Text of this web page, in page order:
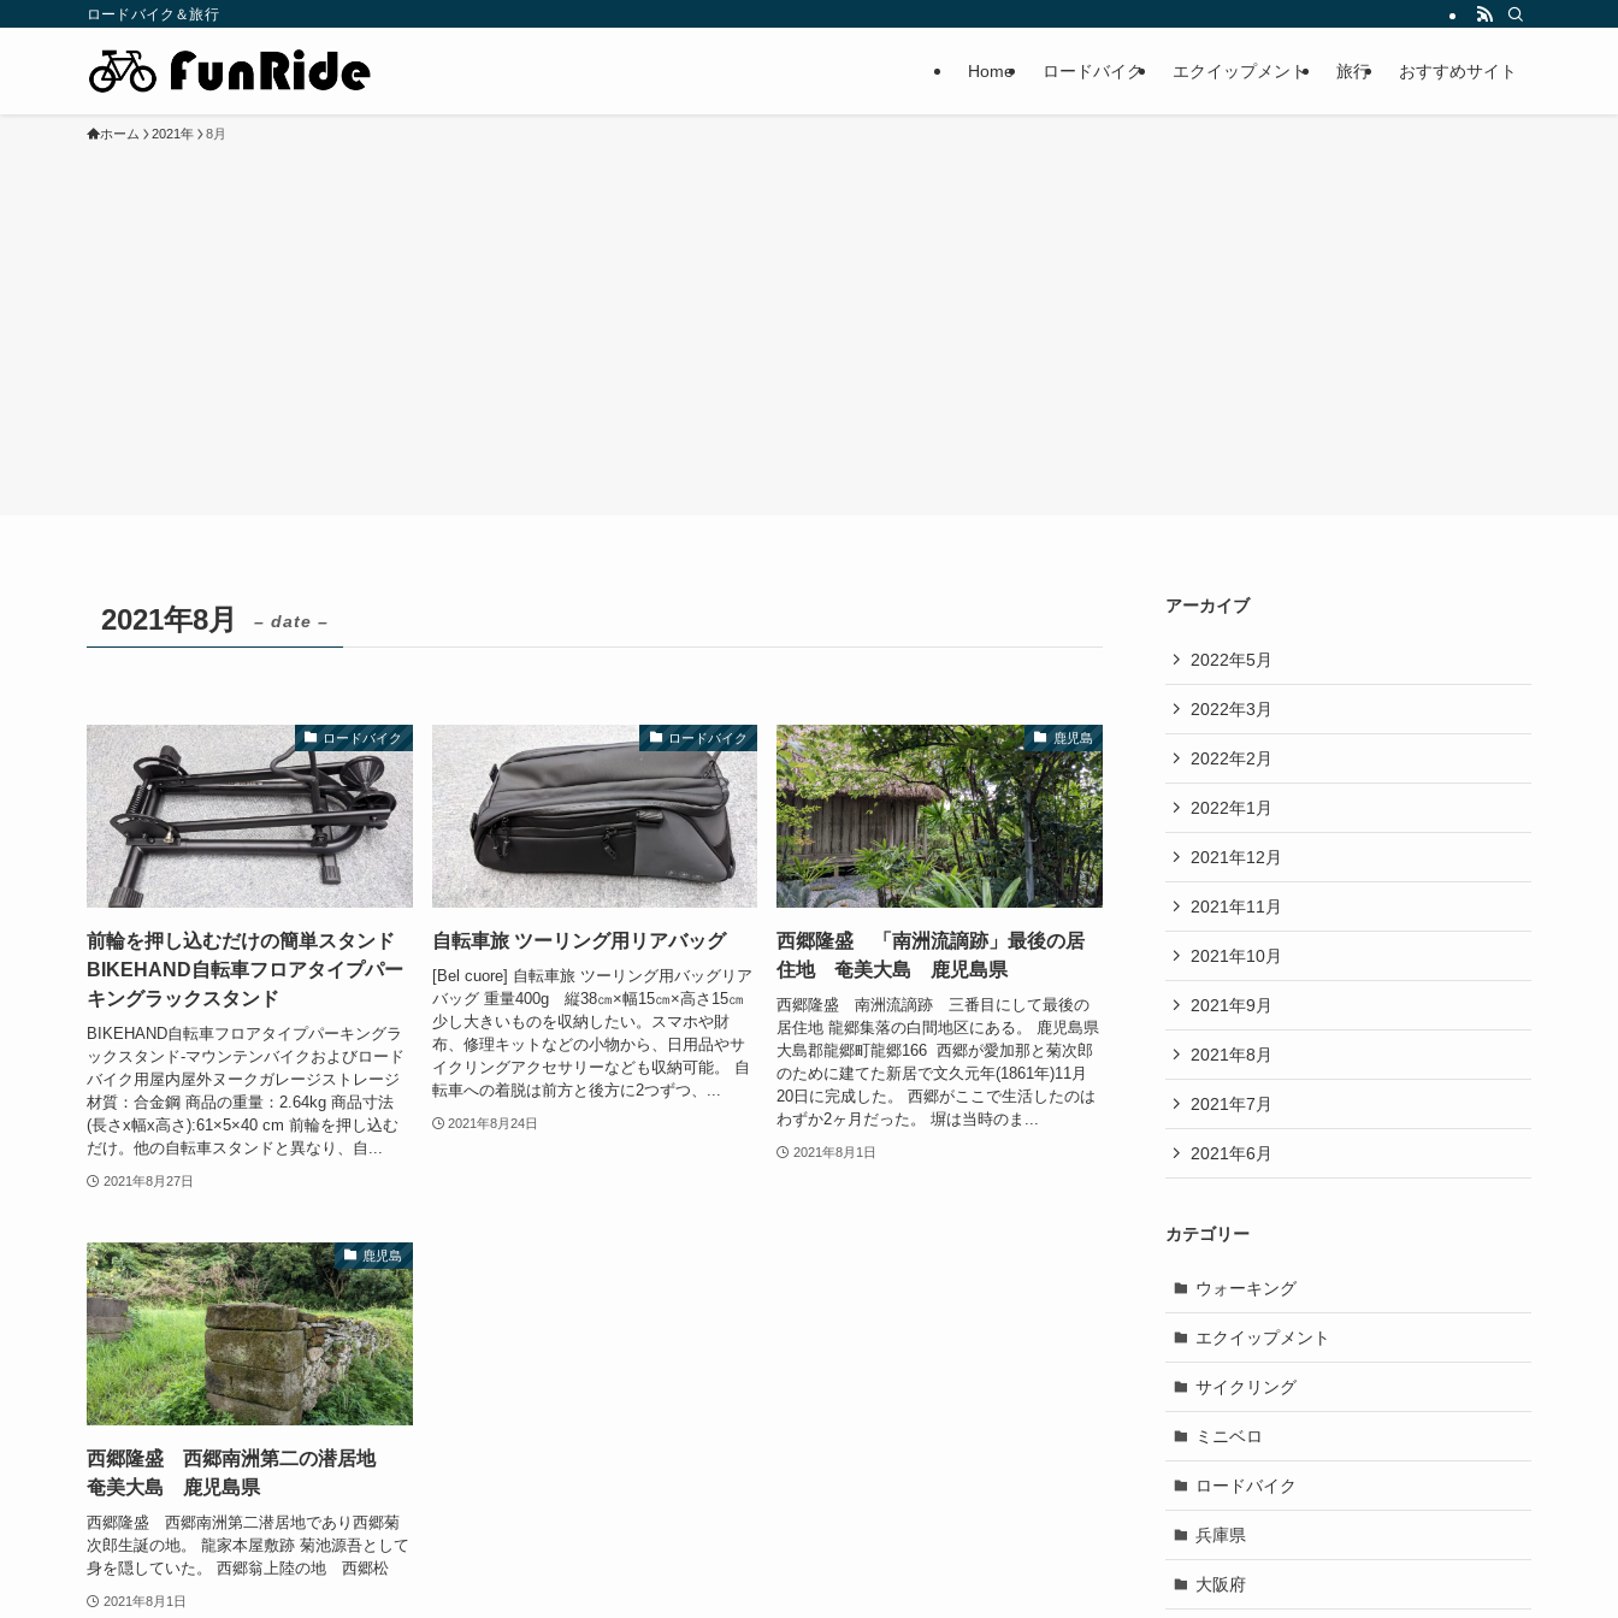
ロードバイク＆旅行
Home ロードバイク エクイップメント 旅行 おすすめサイト
ホーム 2021年 8月
2021年8月 – date –
ロードバイク
前輪を押し込むだけの簡単スタンド
BIKEHAND自転車フロアタイプパー
キングラックスタンド
BIKEHAND自転車フロアタイプパーキングラ
ックスタンド-マウンテンバイクおよびロード
バイク用屋内屋外ヌークガレージストレージ
材質：合金鋼 商品の重量：2.64kg 商品寸法
(長さx幅x高さ):61×5×40 cm 前輪を押し込む
だけ。他の自転車スタンドと異なり、自...
2021年8月27日
ロードバイク
自転車旅 ツーリング用リアバッグ
[Bel cuore] 自転車旅 ツーリング用バッグリア
バッグ 重量400g 縦38㎝×幅15㎝×高さ15㎝
少し大きいものを収納したい。スマホや財
布、修理キットなどの小物から、日用品やサ
イクリングアクセサリーなども収納可能。 自
転車への着脱は前方と後方に2つずつ、...
2021年8月24日
鹿児島
西郷隆盛 「南洲流謫跡」最後の居
住地 奄美大島 鹿児島県
西郷隆盛 南洲流謫跡 三番目にして最後の
居住地 龍郷集落の白間地区にある。 鹿児島県
大島郡龍郷町龍郷166 西郷が愛加那と菊次郎
のために建てた新居で文久元年(1861年)11月
20日に完成した。 西郷がここで生活したのは
わずか2ヶ月だった。 塀は当時のま...
2021年8月1日
鹿児島
西郷隆盛 西郷南洲第二の潜居地
奄美大島 鹿児島県
西郷隆盛 西郷南洲第二潜居地であり西郷菊
次郎生誕の地。 龍家本屋敷跡 菊池源吾として
身を隠していた。 西郷翁上陸の地 西郷松
2021年8月1日
アーカイブ
2022年5月
2022年3月
2022年2月
2022年1月
2021年12月
2021年11月
2021年10月
2021年9月
2021年8月
2021年7月
2021年6月
カテゴリー
ウォーキング
エクイップメント
サイクリング
ミニベロ
ロードバイク
兵庫県
大阪府